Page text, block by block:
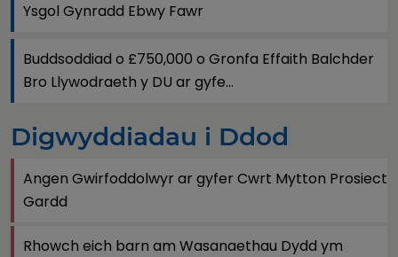
Ysgol Gynradd Ebwy Fawr
Buddsoddiad o £750,000 o Gronfa Effaith Balchder
Bro Llywodraeth y DU ar gyfe...
Digwyddiadau i Ddod
Angen Gwirfoddolwyr ar gyfer Cwrt Mytton Prosiect
Gardd
Rhowch eich barn am Wasanaethau Dydd ym